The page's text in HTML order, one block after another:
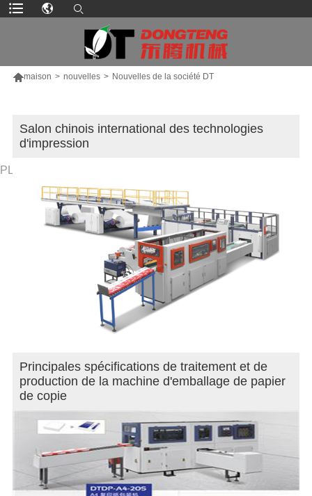
maison > nouvelles > Nouvelles de la société DT
PLUS DE PRODUITS
Salon chinois international des technologies
d'impression
Principales spécifications de traitement et de
production de la machine d'emballage de papier
de copie